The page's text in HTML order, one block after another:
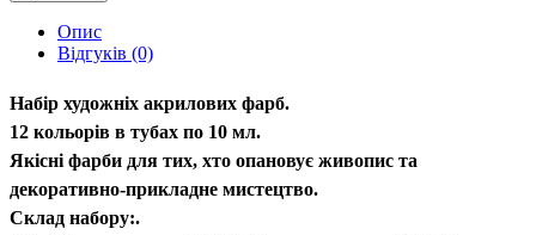
Опис
Відгуків (0)
Набір художніх акрилових фарб.
12 кольорів в тубах по 10 мл.
Якісні фарби для тих, хто опановує живопис та
декоративно-прикладне мистецтво.
Склад набору:.